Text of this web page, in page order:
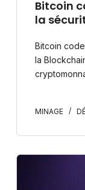
Bitcoin
la
Bitcoin
la
MINAGE